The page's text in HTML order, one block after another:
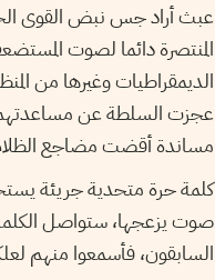
عبث أراد جس نبض القوى
المنتصرة دائما لصوت
الديمقراطيات وغيرها من
عجزت السلطة عن مساعدتهم.
مساندة أقضت مضاجع
كلمة حرة متحدية جريئة
صوت يزعجها، ستواصل الكلمة
السابقون، فأسمعوا منهم